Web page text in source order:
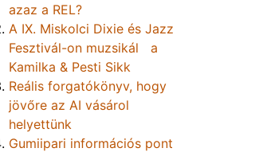
azaz a REL?
A IX. Miskolci Dixie és Jazz
Fesztivál-on muzsikál a
Kamilka & Pesti Sikk
Reális forgatókönyv, hogy
jövőre az AI vásárol
helyettünk
Gumiipari információs pont